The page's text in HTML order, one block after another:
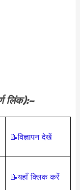
लिंक):–
📝विज्ञापन देखें
📝यहाँ क्लिक करें